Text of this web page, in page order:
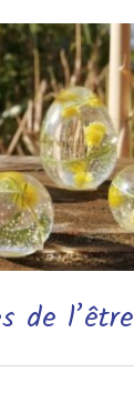
de l’être